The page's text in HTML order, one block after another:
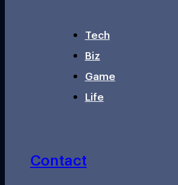
Tech
Biz
Game
Life
Contact